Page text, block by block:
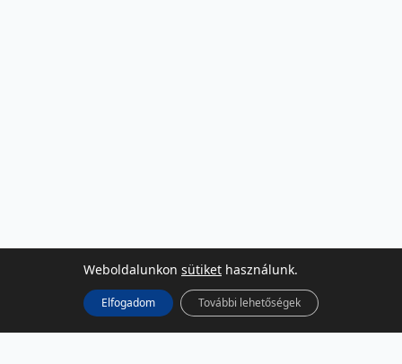
Weboldalunkon sütiket használunk.
Elfogadom További lehetőségek